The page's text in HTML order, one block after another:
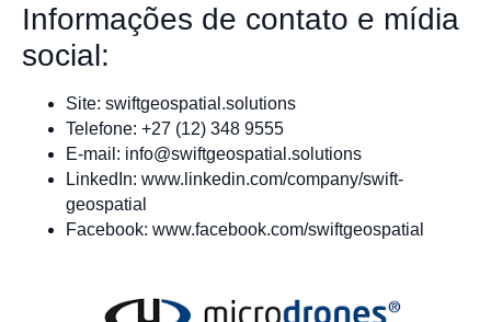
Informações de contato e mídia
social:
Site: swiftgeospatial.solutions
Telefone: +27 (12) 348 9555
E-mail: info@swiftgeospatial.solutions
LinkedIn: www.linkedin.com/company/swift-
geospatial
Facebook: www.facebook.com/swiftgeospatial